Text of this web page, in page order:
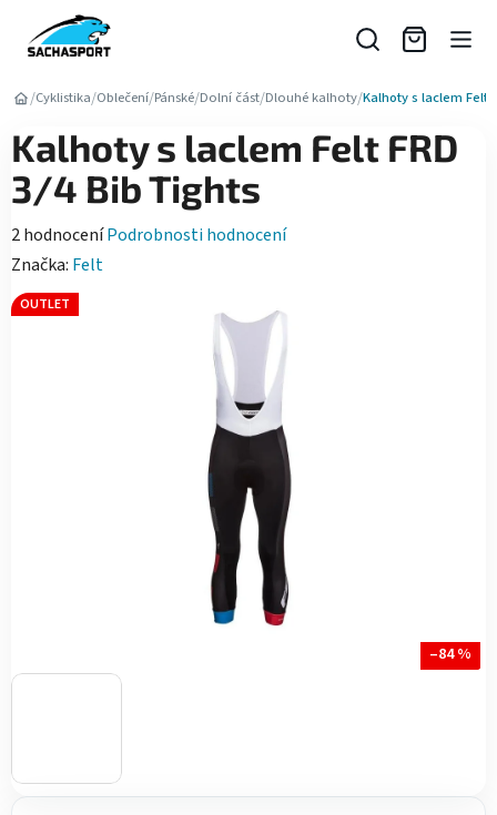
obsah
/Cyklistika/Oblečení/Pánské/Dolní část/Dlouhé kalhoty/Kalhoty s laclem Felt
Kalhoty s laclem Felt FRD
3/4 Bib Tights
Průměrné
hodnocení
produktu
je
2 hodnoceníPodrobnosti hodnocení
Značka: Felt
OUTLET
–84 %